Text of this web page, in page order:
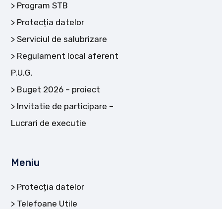
Program STB
Protecția datelor
Serviciul de salubrizare
Regulament local aferent
P.U.G.
Buget 2026 – proiect
Invitatie de participare –
Lucrari de executie
Meniu
Protecția datelor
Telefoane Utile